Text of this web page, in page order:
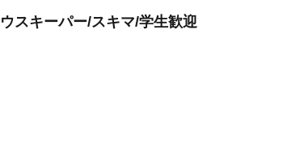
スキーパー/スキマ/学生歓迎